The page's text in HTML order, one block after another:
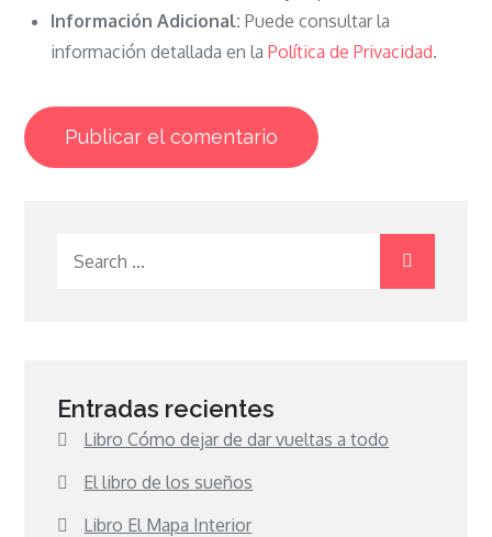
Información Adicional: Puede consultar la
información detallada en laPolítica de Privacidad.
Entradas recientes
Libro Cómo dejar de dar vueltas a todo
El libro de los sueños
Libro El Mapa Interior